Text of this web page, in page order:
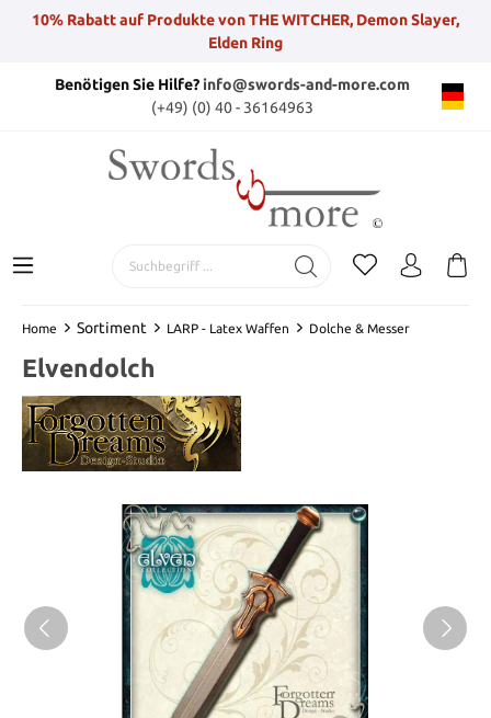
10% Rabatt auf Produkte von THE WITCHER, Demon Slayer,
Elden Ring
Benötigen Sie Hilfe?info@swords-and-more.com
(+49) (0) 40 - 36164963
Home Sortiment LARP - Latex Waffen Dolche & Messer
Elvendolch